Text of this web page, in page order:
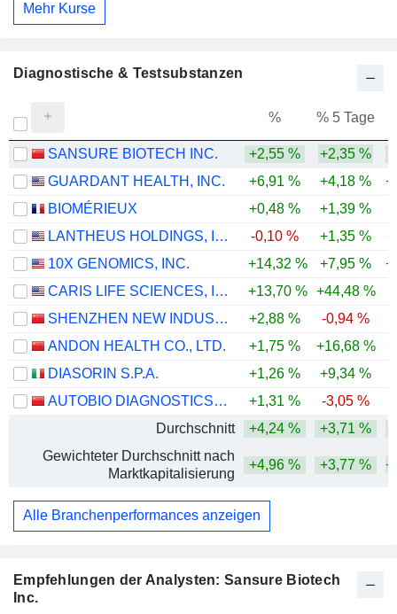
Empfehlungen der Analysten: Sansure Biotech
Inc.
Mehr Kurse
Diagnostische & Testsubstanzen
% % 5 Tage
SANSURE BIOTECH INC. +2,55 % +2,35 %
GUARDANT HEALTH, INC.
+6,91 % +4,18 %
BIOMÉRIEUX
+0,48 % +1,39 %
LANTHEUS HOLDINGS, INC.
-0,10 % +1,35 %
10X GENOMICS, INC.
+14,32 % +7,95 %
CARIS LIFE SCIENCES, INC.
+13,70 % +44,48 %
SHENZHEN NEW INDUSTRIES BIOMEDICAL ENGINEERING CO., LTD.
+2,88 % -0,94 %
ANDON HEALTH CO., LTD.
+1,75 % +16,68 %
DIASORIN S.P.A.
+1,26 % +9,34 %
AUTOBIO DIAGNOSTICS CO., LTD.
+1,31 % -3,05 %
Durchschnitt
+4,24 % +3,71 %
Gewichteter Durchschnitt nach
Marktkapitalisierung
+4,96 % +3,77 %
Alle Branchenperformances anzeigen